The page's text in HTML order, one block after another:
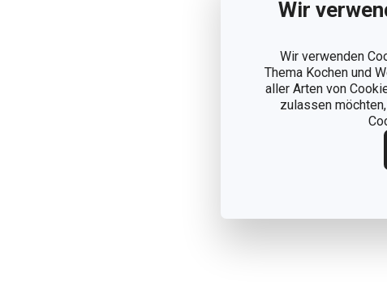
Wir
Wir verwenden
Thema Kochen und
aller Arten von
zulassen